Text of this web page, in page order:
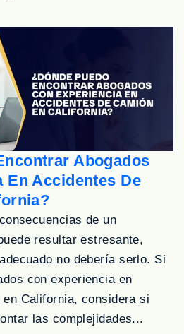
Abogados
En Accidentes De
de un
resultar estresante,
no debería serlo. Si
con experiencia en
California, considera si
las complejidades...